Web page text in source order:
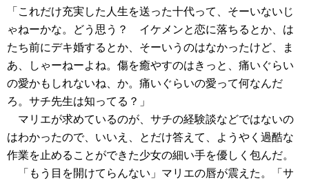
「これだけ充実した人生を送った十代って、そーいないじ
ゃねーかな。どう思う？ イケメンと恋に落ちるとか、は
たち前にデキ婚するとか、そーいうのはなかったけど、ま
あ、しゃーねーよね。傷を癒やすのはきっと、痛いぐらい
の愛かもしれないね、か。痛いぐらいの愛って何なんだ
ろ。サチ先生は知ってる？」
マリエが求めているのが、サチの経験談などではないの
はわかったので、いいえ、とだけ答えて、ようやく過酷な
作業を止めることができた少女の細い手を優しく包んだ。
「もう目を開けてらんない」マリエの唇が震えた。「サ